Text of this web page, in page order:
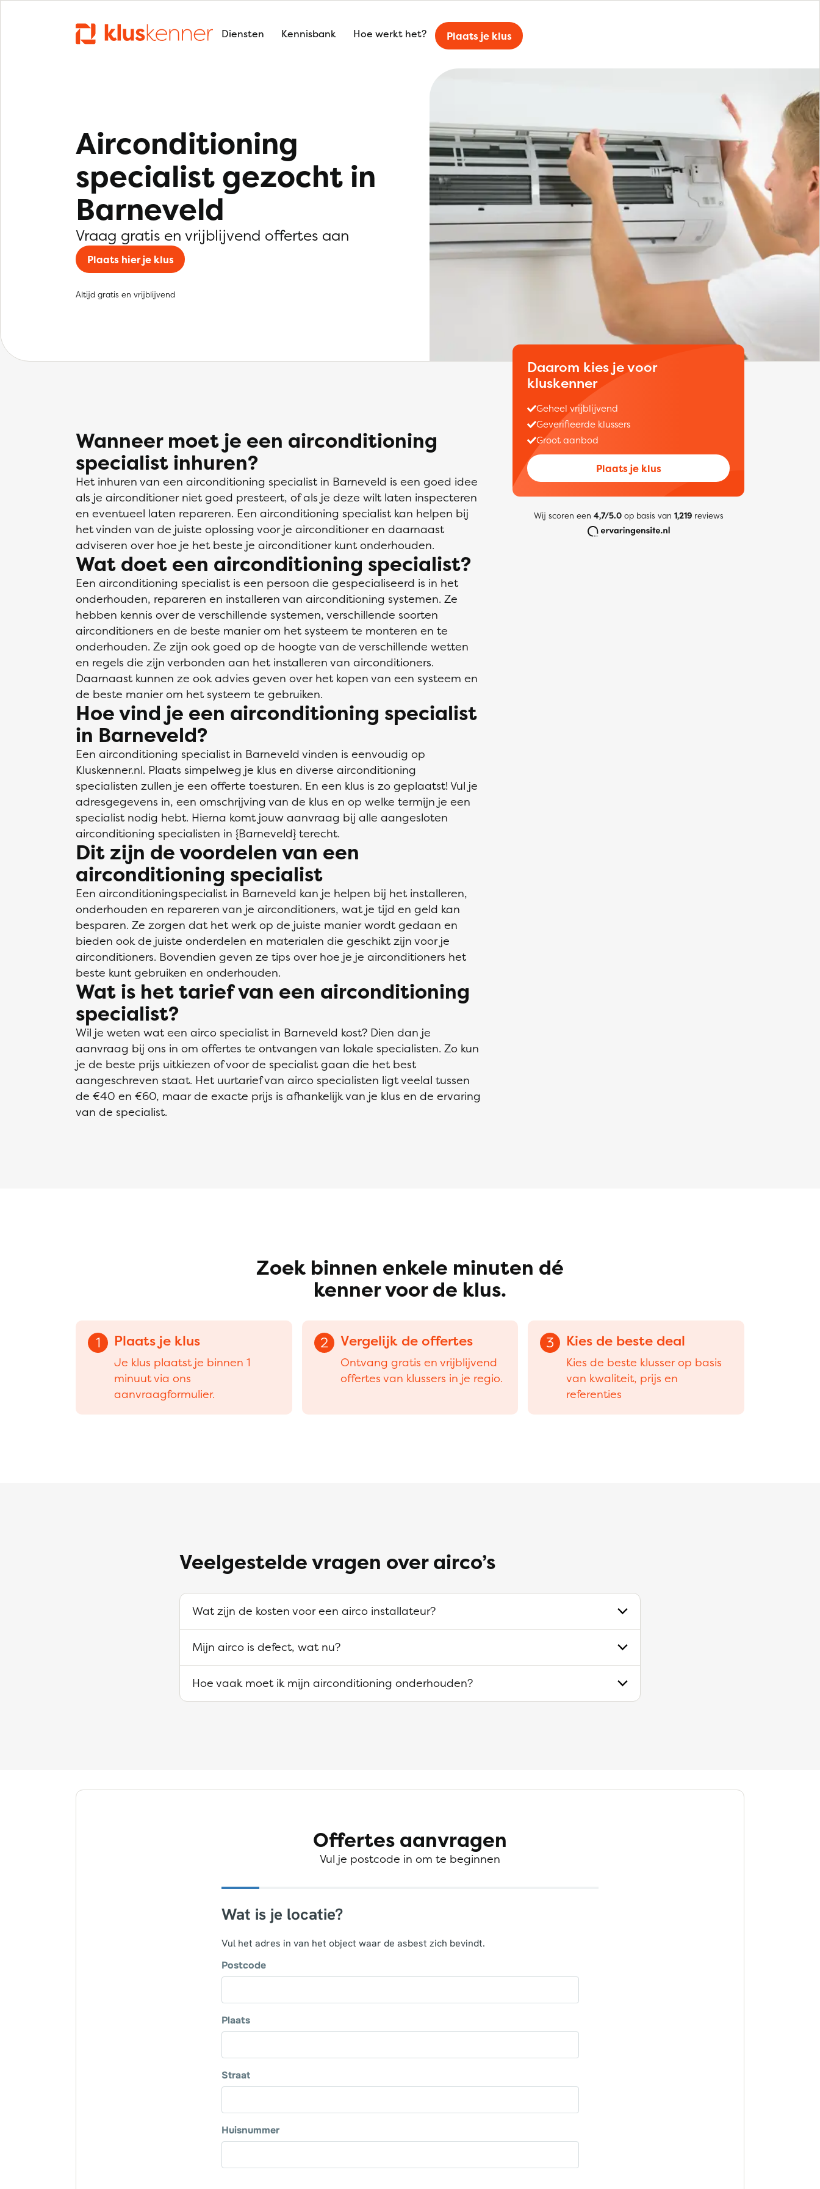
Diensten Kennisbank Hoe werkt het? Plaats je klus
Airconditioning
specialist gezocht in
Barneveld
Vraag gratis en vrijblijvend offertes aan
Plaats hier je klus
Altijd gratis en vrijblijvend
Wanneer moet je een airconditioning
specialist inhuren?
Het inhuren van een airconditioning specialist in Barneveld is een goed idee
als je airconditioner niet goed presteert, of als je deze wilt laten inspecteren
en eventueel laten repareren. Een airconditioning specialist kan helpen bij
het vinden van de juiste oplossing voor je airconditioner en daarnaast
adviseren over hoe je het beste je airconditioner kunt onderhouden.
Wat doet een airconditioning specialist?
Een airconditioning specialist is een persoon die gespecialiseerd is in het
onderhouden, repareren en installeren van airconditioning systemen. Ze
hebben kennis over de verschillende systemen, verschillende soorten
airconditioners en de beste manier om het systeem te monteren en te
onderhouden. Ze zijn ook goed op de hoogte van de verschillende wetten
en regels die zijn verbonden aan het installeren van airconditioners.
Daarnaast kunnen ze ook advies geven over het kopen van een systeem en
de beste manier om het systeem te gebruiken.
Hoe vind je een airconditioning specialist
in Barneveld?
Een airconditioning specialist in Barneveld vinden is eenvoudig op
Kluskenner.nl. Plaats simpelweg je klus en diverse airconditioning
specialisten zullen je een offerte toesturen. En een klus is zo geplaatst! Vul je
adresgegevens in, een omschrijving van de klus en op welke termijn je een
specialist nodig hebt. Hierna komt jouw aanvraag bij alle aangesloten
airconditioning specialisten in {Barneveld} terecht.
Dit zijn de voordelen van een
airconditioning specialist
Een airconditioningspecialist in Barneveld kan je helpen bij het installeren,
onderhouden en repareren van je airconditioners, wat je tijd en geld kan
besparen. Ze zorgen dat het werk op de juiste manier wordt gedaan en
bieden ook de juiste onderdelen en materialen die geschikt zijn voor je
airconditioners. Bovendien geven ze tips over hoe je je airconditioners het
beste kunt gebruiken en onderhouden.
Wat is het tarief van een airconditioning
specialist?
Wil je weten wat een airco specialist in Barneveld kost? Dien dan je
aanvraag bij ons in om offertes te ontvangen van lokale specialisten. Zo kun
je de beste prijs uitkiezen of voor de specialist gaan die het best
aangeschreven staat. Het uurtarief van airco specialisten ligt veelal tussen
de €40 en €60, maar de exacte prijs is afhankelijk van je klus en de ervaring
van de specialist.
Daarom kies je voor
kluskenner
Geheel vrijblijvend
Geverifieerde klussers
Groot aanbod
Plaats je klus
Wij scoren een 4,7/5.0op basis van 1,219reviews
Zoek binnen enkele minuten dé
kenner voor de klus.
1 Plaats je klus
Je klus plaatst je binnen 1
minuut via ons
aanvraagformulier.
2 Vergelijk de offertes
Ontvang gratis en vrijblijvend
offertes van klussers in je regio.
3 Kies de beste deal
Kies de beste klusser op basis
van kwaliteit, prijs en
referenties
Veelgestelde vragen over airco’s
Wat zijn de kosten voor een airco installateur?
Mijn airco is defect, wat nu?
Hoe vaak moet ik mijn airconditioning onderhouden?
Offertes aanvragen
Vul je postcode in om te beginnen